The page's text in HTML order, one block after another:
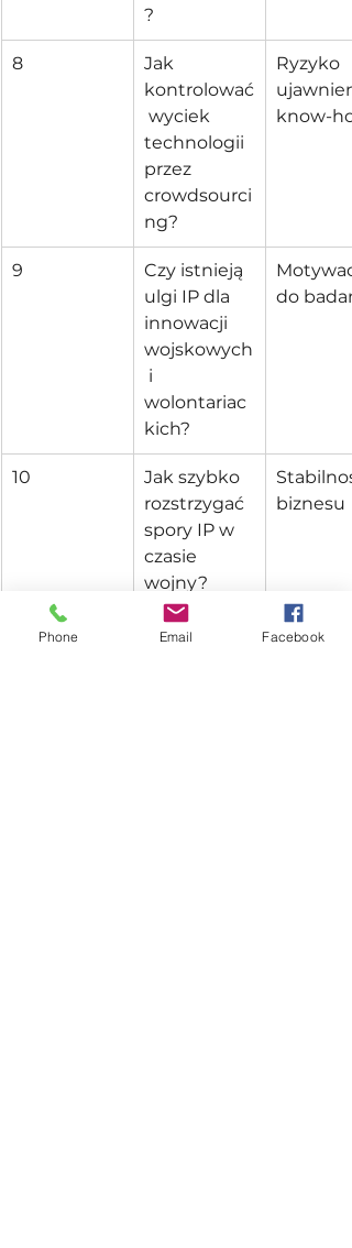
?
8
Jak
kontrolować
wyciek
technologii
przez
crowdsourci
ng?
Ryzyko
know-
9
Czy istnieją
ulgi IP dla
innowacji
wojskowych
i
wolontariac
kich?
do badań
10
Jak szybko
rozstrzygać
spory IP w
czasie
wojny?
biznesu
Phone Email Facebook